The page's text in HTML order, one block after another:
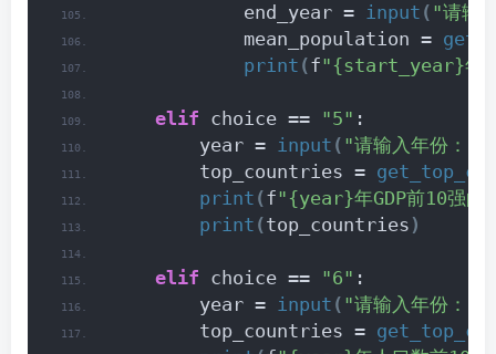
            end_year =
input ( "请输
            mean_population =
print (f"{start_year}年到
elif choice == "5" :
        year =
input ( "请输入年份："
        top_countries =
print (f"{year}年GDP前10强的
print (top_countries )
elif choice == "6" :
        year =
input ( "请输入年份："
        top_countries =